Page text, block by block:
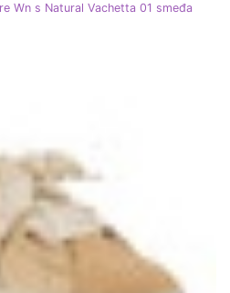
Wn s Natural Vachetta 01 smeđa